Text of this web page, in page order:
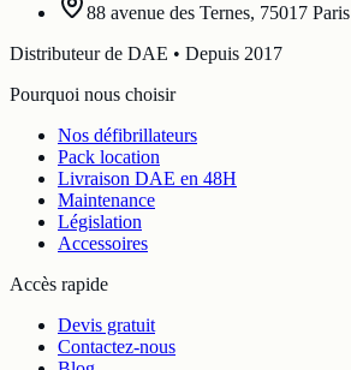
88 avenue des Ternes, 75017 Paris
Distributeur de DAE • Depuis 2017
Pourquoi nous choisir
Nos défibrillateurs
Pack location
Livraison DAE en 48H
Maintenance
Législation
Accessoires
Accès rapide
Devis gratuit
Contactez-nous